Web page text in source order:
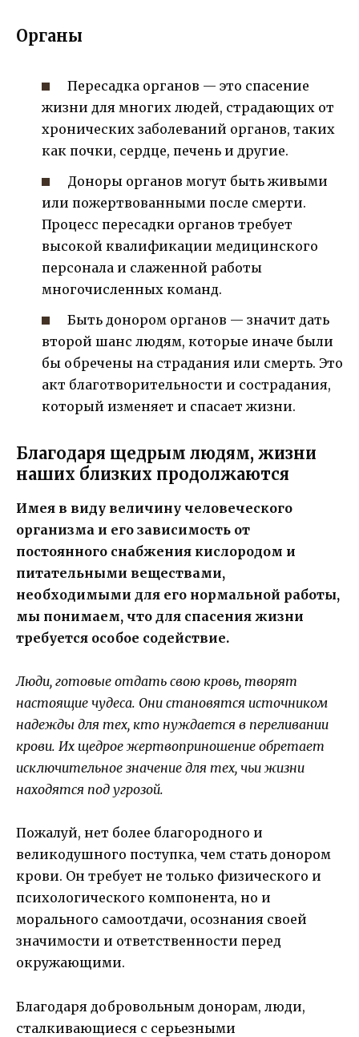
Органы
Пересадка органов — это спасение
жизни для многих людей, страдающих от
хронических заболеваний органов, таких
как почки, сердце, печень и другие.
Доноры органов могут быть живыми
или пожертвованными после смерти.
Процесс пересадки органов требует
высокой квалификации медицинского
персонала и слаженной работы
многочисленных команд.
Быть донором органов — значит дать
второй шанс людям, которые иначе были
бы обречены на страдания или смерть. Это
акт благотворительности и сострадания,
который изменяет и спасает жизни.
Благодаря щедрым людям, жизни
наших близких продолжаются
Имея в виду величину человеческого
организма и его зависимость от
постоянного снабжения кислородом и
питательными веществами,
необходимыми для его нормальной работы,
мы понимаем, что для спасения жизни
требуется особое содействие.
Люди, готовые отдать свою кровь, творят
настоящие чудеса. Они становятся источником
надежды для тех, кто нуждается в переливании
крови. Их щедрое жертвоприношение обретает
исключительное значение для тех, чьи жизни
находятся под угрозой.
Пожалуй, нет более благородного и
великодушного поступка, чем стать донором
крови. Он требует не только физического и
психологического компонента, но и
морального самоотдачи, осознания своей
значимости и ответственности перед
окружающими.
Благодаря добровольным донорам, люди,
сталкивающиеся с серьезными